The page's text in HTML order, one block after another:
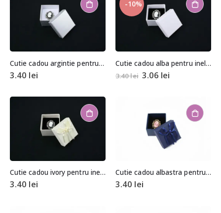
Cutie cadou argintie pentru inel/cercei
3.40 lei
-10%
Cutie cadou alba pentru inel/cercei
3.40lei 3.06 lei
Cutie cadou ivory pentru inel/cercei
3.40 lei
Cutie cadou albastra pentru inel/cercei
3.40 lei